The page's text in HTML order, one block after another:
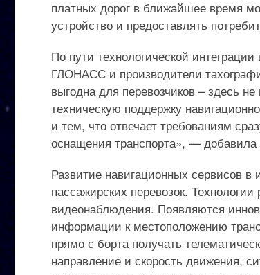
платных дорог в ближайшее время
устройство и предоставлять
По пути технологической
ГЛОНАСС и производители
выгодна для перевозчиков – здесь
техническую поддержку
и тем, что отвечает требованиям
оснащения транспорта», —
Развитие навигационных сервисов
пассажирских перевозок.
видеонаблюдения. Появляются
информации к местоположению
прямо с борта получать
направление и скорость движения,